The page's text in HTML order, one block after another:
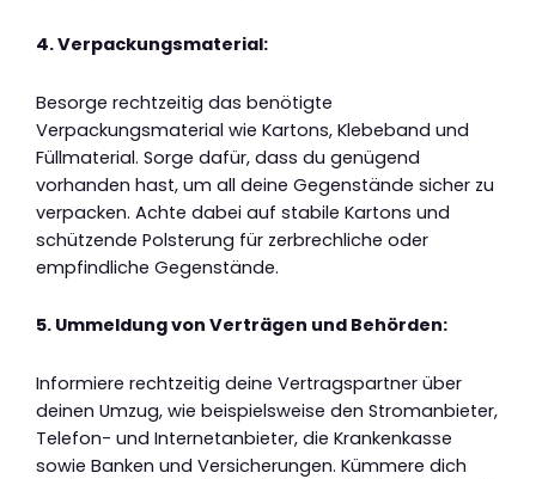
4. Verpackungsmaterial:
Besorge rechtzeitig das benötigte
Verpackungsmaterial wie Kartons, Klebeband und
Füllmaterial. Sorge dafür, dass du genügend
vorhanden hast, um all deine Gegenstände sicher zu
verpacken. Achte dabei auf stabile Kartons und
schützende Polsterung für zerbrechliche oder
empfindliche Gegenstände.
5. Ummeldung von Verträgen und Behörden:
Informiere rechtzeitig deine Vertragspartner über
deinen Umzug, wie beispielsweise den Stromanbieter,
Telefon- und Internetanbieter, die Krankenkasse
sowie Banken und Versicherungen. Kümmere dich